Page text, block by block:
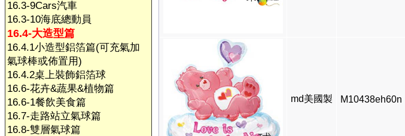
16.3-9Cars汽車
16.3-10海底總動員
16.4-大造型篇
16.4.1小造型鋁箔篇(可充氣加
氣球棒或佈置用)
16.4.2桌上裝飾鋁箔球
16.6-花卉&蔬果&植物篇
16.6-1餐飲美食篇
16.7-走路站立氣球篇
16.8-雙層氣球篇
md美國製 M10438eh60n